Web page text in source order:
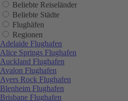
Beliebte Reiseländer
Beliebte Städte
Flughäfen
Regionen
Adelaide Flughafen
Alice Springs Flughafen
Auckland Flughafen
Avalon Flughafen
Ayers Rock Flughafen
Blenheim Flughafen
Brisbane Flughafen